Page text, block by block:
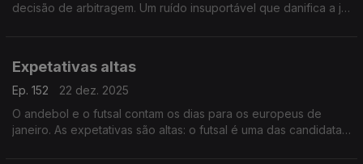
decisão de arbitragem. Um ruído insuportável que danifica a já
Expetativas altas
Ep. 152
22 dez. 2025
O andebol e o futsal contam os dias para os europeus de
janeiro. As expetativas são altas: o futsal é uma das candidatas